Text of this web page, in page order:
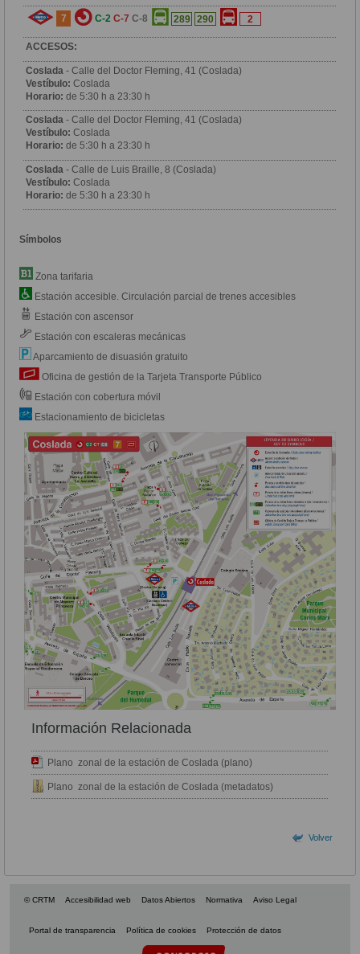
7 C-2 C-7 C-8 289 290 2
ACCESOS:
Coslada - Calle del Doctor Fleming, 41 (Coslada)
Vestíbulo: Coslada
Horario: de 5:30 h a 23:30 h
Coslada - Calle del Doctor Fleming, 41 (Coslada)
Vestíbulo: Coslada
Horario: de 5:30 h a 23:30 h
Coslada - Calle de Luis Braille, 8 (Coslada)
Vestíbulo: Coslada
Horario: de 5:30 h a 23:30 h
Símbolos
Zona tarifaria
Estación accesible. Circulación parcial de trenes accesibles
Estación con ascensor
Estación con escaleras mecánicas
Aparcamiento de disuasión gratuito
Oficina de gestión de la Tarjeta Transporte Público
Estación con cobertura móvil
Estacionamiento de bicicletas
Información Relacionada
Plano zonal de la estación de Coslada (plano)
Plano zonal de la estación de Coslada (metadatos)
Volver
© CRTM Accesibilidad web Datos Abiertos Normativa Aviso Legal
Portal de transparencia Política de cookies Protección de datos